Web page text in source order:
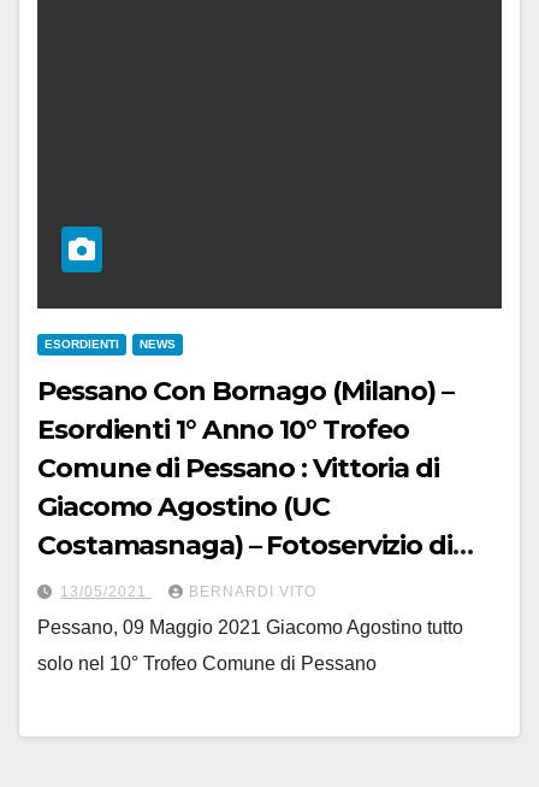
ESORDIENTI NEWS
Pessano Con Bornago (Milano) –
Esordienti 1° Anno 10° Trofeo
Comune di Pessano : Vittoria di
Giacomo Agostino (UC
Costamasnaga) – Fotoservizio di
Berry
13/05/2021 BERNARDI VITO
Pessano, 09 Maggio 2021 Giacomo Agostino tutto
solo nel 10° Trofeo Comune di Pessano